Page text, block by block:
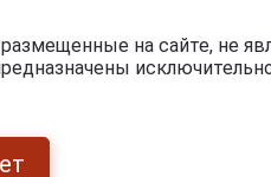
на сайте, не